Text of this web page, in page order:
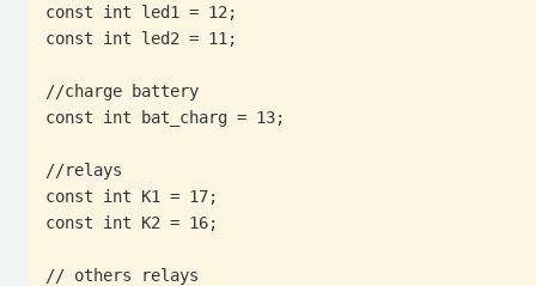
const int led1 = 12;
const int led2 = 11;
//charge battery
const int bat_charg = 13;
//relays
const int K1 = 17;
const int K2 = 16;
// others relays